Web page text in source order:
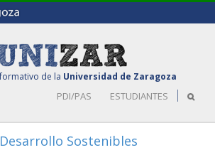
de la Universidad de Zaragoza
PDI/PAS ESTUDIANTES
Sostenibles